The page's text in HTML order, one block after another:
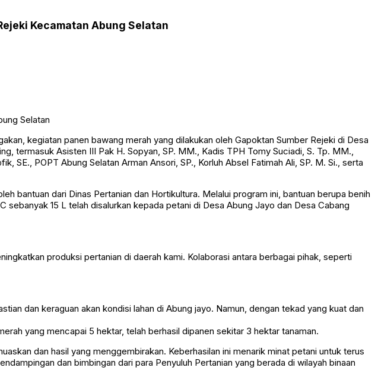
Kecamatan Abung Selatan
kegiatan panen bawang merah yang dilakukan oleh Gapoktan Sumber Rejeki di Desa
termasuk Asisten III Pak H. Sopyan, SP. MM., Kadis TPH Tomy Suciadi, S. Tp. MM.,
SE., POPT Abung Selatan Arman Ansori, SP., Korluh Absel Fatimah Ali, SP. M. Si., serta
bantuan dari Dinas Pertanian dan Hortikultura. Melalui program ini, bantuan berupa benih
15 L telah disalurkan kepada petani di Desa Abung Jayo dan Desa Cabang
produksi pertanian di daerah kami. Kolaborasi antara berbagai pihak, seperti
dan keraguan akan kondisi lahan di Abung jayo. Namun, dengan tekad yang kuat dan
yang mencapai 5 hektar, telah berhasil dipanen sekitar 3 hektar tanaman.
dan hasil yang menggembirakan. Keberhasilan ini menarik minat petani untuk terus
dan bimbingan dari para Penyuluh Pertanian yang berada di wilayah binaan